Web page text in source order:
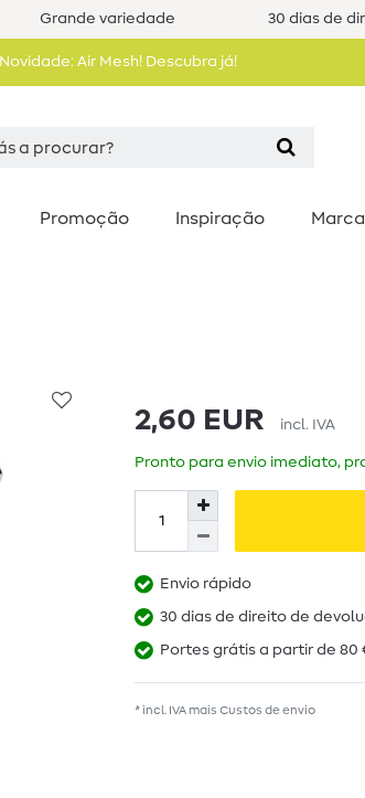
Grande variedade 30 dias de
Novidade: Air Mesh! Descubra já!
Promoção Inspiração
2,60 EUR incl. IVA
Pronto para envio imediato,
Envio rápido
30 dias de direito de
Portes grátis a partir de 80
* incl. IVA mais Custos de envio